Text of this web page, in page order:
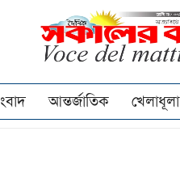
আন্তর্জাতিক খেলাধূলা